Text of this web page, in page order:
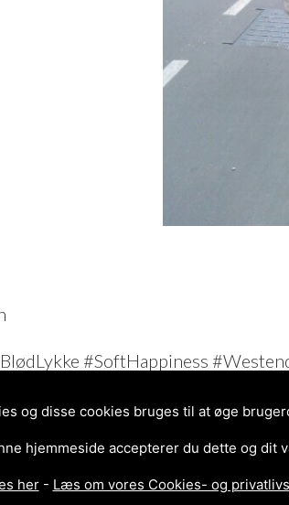
#SoftHappiness
og disse cookies bruges til at øge
hjemmeside accepterer du dette og dit
her- Læs om vores Cookies- og